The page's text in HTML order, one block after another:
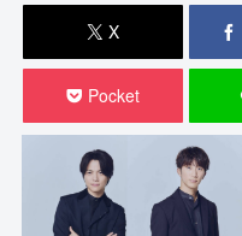
X
Pocket